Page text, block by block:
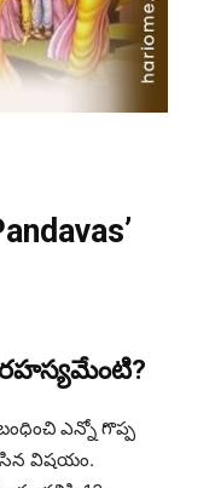
రహస్యమేంటి?
ఎన్నో గొప్ప
విషయం.